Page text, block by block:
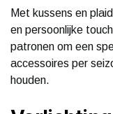
Met kussens en
en persoonlijke
patronen om een
accessoires per
houden.